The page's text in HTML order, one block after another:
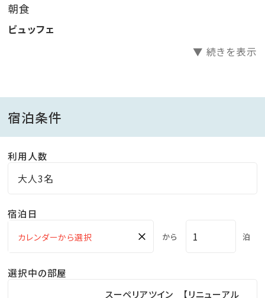
内容：ビュッフェ
※レストランの営業時間および提供方法は予告なく変
合がございます。
・男女別大浴場（露天風呂有り）
・サウナ、水風呂
・マッサージコーナー
・ゲームコーナー
・プール
朝食
ビュッフェ
▼ 続きを表示
宿泊条件
利用人数
大人3名
宿泊日
× から 泊
選択中の部屋
スーペリアツイン 【リニューアル